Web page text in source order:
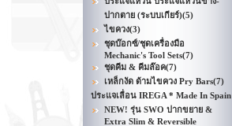
ปากตาย (ระบบเกียร์)(5)
ไขควง(3)
ชุดบ๊อกซ์/ชุดเครื่องมือ
Mechanic's Tool Sets(7)
ชุดคีม & คีมล๊อค(7)
เหล็กงัด ด้ามไขควง Pry Bars(7)
ประแจเลื่อน IREGA * Made In Spain
NEW! รุ่น SWO ปากขยาย &
Extra Slim & Reversible